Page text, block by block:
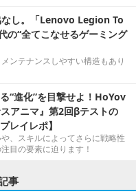
し。「Lenovo Legion To
“全てこなせるゲーミング
ンテナンスしやすい構造もあり
“進化”を目撃せよ！HoYov
アニマ』第2回βテストの
レイレポ】
、スキルによってさらに戦略性
目の要素に迫ります！
事